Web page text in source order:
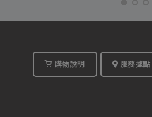
的Yuki老師，以她嫻熟
富學問吧！購物說明 服務據點